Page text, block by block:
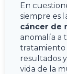
En
siempre es
cáncer de
anomalía a
tratamiento
resultados
vida de la